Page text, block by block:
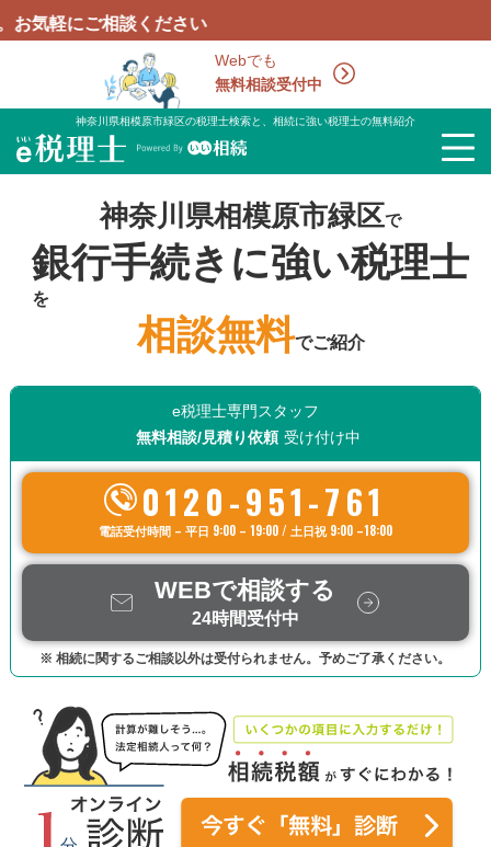
Webでも
無料相談受付中
談ください
神奈川県相模原市緑区の税理士検索と、相続に強い税理士の無料紹介
神奈川県相模原市緑区で
銀行手続きに強い税理士
を
相談無料でご紹介
e税理士専門スタッフ
無料相談/見積り依頼 受け付け中
0120-951-761
電話受付時間 – 平日 9:00 – 19:00 / 土日祝 9:00 –18:00
WEBで相談する
24時間受付中
※ 相続に関するご相談以外は受付られません。予めご了承ください。